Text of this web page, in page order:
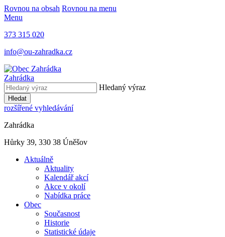
Rovnou na obsah Rovnou na menu
Menu
373 315 020
info@ou-zahradka.cz
Zahrádka
Hledaný výraz
Hledat
rozšířené vyhledávání
Zahrádka
Hůrky 39, 330 38 Úněšov
Aktuálně
Aktuality
Kalendář akcí
Akce v okolí
Nabídka práce
Obec
Současnost
Historie
Statistické údaje